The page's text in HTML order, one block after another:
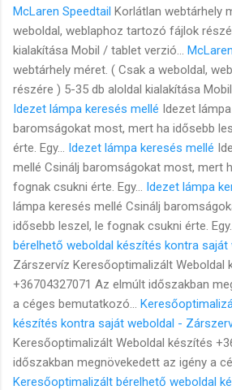
McLaren Speedtail Korlátlan webtárhely
weboldal, weblaphoz tartozó fájlok
kialakítása Mobil / tablet verzió...
webtárhely méret. ( Csak a weboldal,
részére ) 5-35 db aloldal kialakítása Mobil
Idezet lámpa keresés mellé Idezet
baromságokat most, mert ha idősebb
érte. Egy... Idezet lámpa keresés mellé
mellé Csinálj baromságokat most, mert
fognak csukni érte. Egy... Idezet lámpa
lámpa keresés mellé Csinálj
idősebb leszel, le fognak csukni érte. Egy...
bérelhető weboldal készítés kontra
Zárszervíz Keresőoptimalizált Weboldal
+36704327071 Az elmúlt időszakban
a céges bemutatkozó...
készítés kontra saját weboldal -
Keresőoptimalizált Weboldal készítés
időszakban megnövekedett az igény a
Keresőoptimalizált bérelhető weboldal